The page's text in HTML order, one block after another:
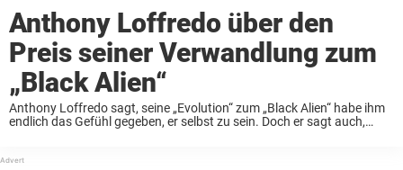
Anthony Loffredo über den
Preis seiner Verwandlung zum
„Black Alien“
Anthony Loffredo sagt, seine „Evolution“ zum „Black Alien“ habe ihm
endlich das Gefühl gegeben, er selbst zu sein. Doch er sagt auch,